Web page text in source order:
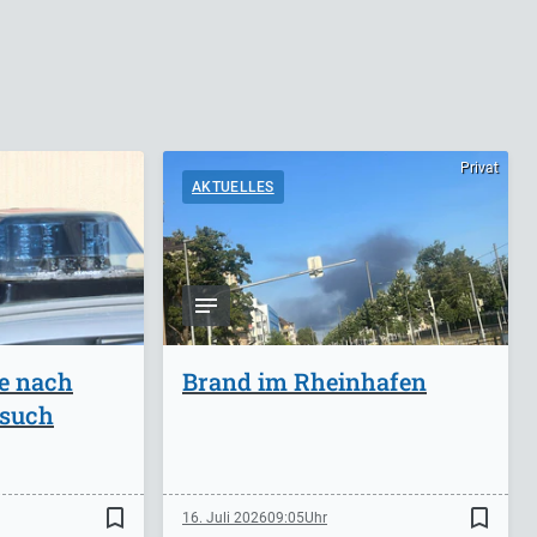
nach
bookmark_border
Privat
AKTUELLES
Brand im Rheinhafen
16. Juli 202609:05 bookmark_border